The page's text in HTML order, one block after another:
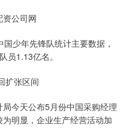
公司网
少年先锋队统计主要数据，
员1.13亿名。
张区间
今天公布5月份中国采购经理
明显，企业生产经营活动加